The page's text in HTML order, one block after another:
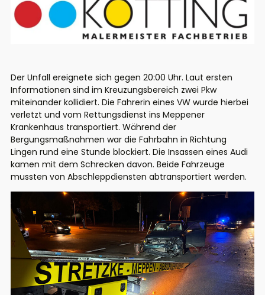
Der Unfall ereignete sich gegen 20:00 Uhr. Laut ersten
Informationen sind im Kreuzungsbereich zwei Pkw
miteinander kollidiert. Die Fahrerin eines VW wurde hierbei
verletzt und vom Rettungsdienst ins Meppener
Krankenhaus transportiert. Während der
Bergungsmaßnahmen war die Fahrbahn in Richtung
Lingen rund eine Stunde blockiert. Die Insassen eines Audi
kamen mit dem Schrecken davon. Beide Fahrzeuge
mussten von Abschleppdiensten abtransportiert werden.